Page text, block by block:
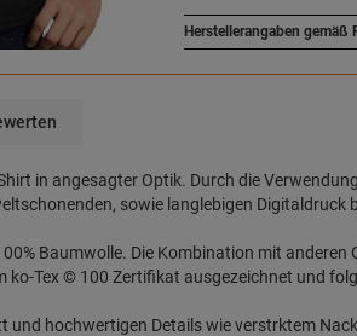
Herstellerangaben
in angesagter Optik. Durch die
sowie langlebigen Digitaldruck
Baumwolle. Die Kombination mit
ko-Tex © 100 Zertifikat ausgezeichnet und
hochwertigen Details wie verstrktem